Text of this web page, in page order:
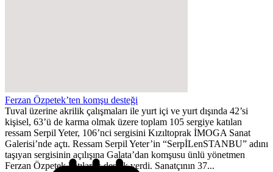
Ferzan Özpetek’ten komşu desteği
Tuval üzerine akrilik çalışmaları ile yurt içi ve yurt dışında 42’si
kişisel, 63’ü de karma olmak üzere toplam 105 sergiye katılan
ressam Serpil Yeter, 106’nci sergisini Kızıltoprak İMOGA Sanat
Galerisi’nde açtı. Ressam Serpil Yeter’in “SerpİL­en­STANBU” adını
taşıyan sergisinin açılışına Galata’dan komşusu ünlü yönetmen
Ferzan Özpetek katılarak destek verdi. Sanatçının 37...